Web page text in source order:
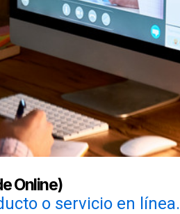
Online)
o servicio en línea.